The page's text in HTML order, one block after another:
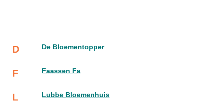
D De Bloementopper
F Faassen Fa
L Lubbe Bloemenhuis